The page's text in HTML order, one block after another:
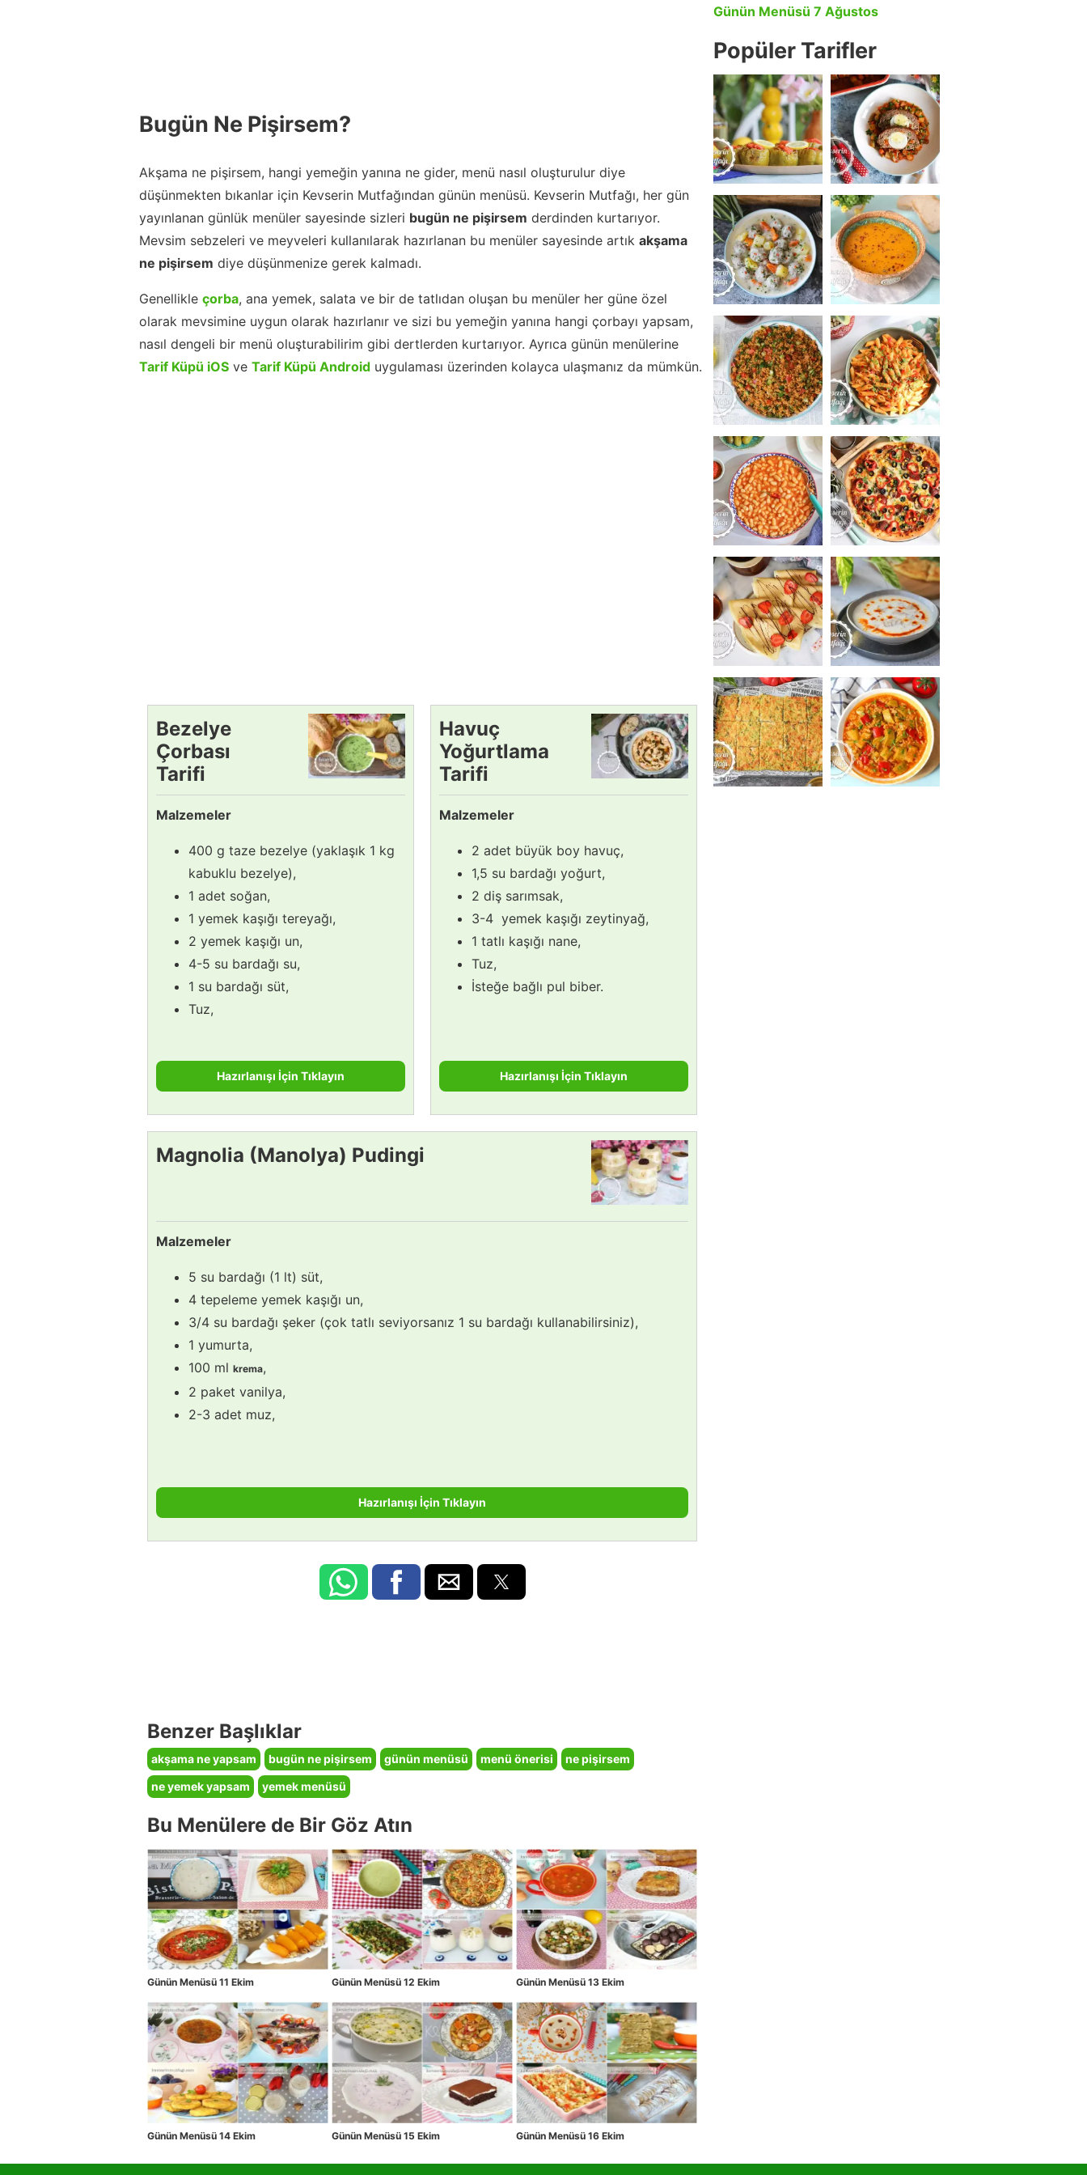
Bugün Ne Pişirsem?
Akşama ne pişirsem, hangi yemeğin yanına ne gider, menü nasıl oluşturulur diye
düşünmekten bıkanlar için Kevserin Mutfağından günün menüsü. Kevserin Mutfağı, her gün
yayınlanan günlük menüler sayesinde sizleri bugün ne pişirsem derdinden kurtarıyor.
Mevsim sebzeleri ve meyveleri kullanılarak hazırlanan bu menüler sayesinde artık akşama
ne pişirsem diye düşünmenize gerek kalmadı.
Genellikle çorba, ana yemek, salata ve bir de tatlıdan oluşan bu menüler her güne özel
olarak mevsimine uygun olarak hazırlanır ve sizi bu yemeğin yanına hangi çorbayı yapsam,
nasıl dengeli bir menü oluşturabilirim gibi dertlerden kurtarıyor. Ayrıca günün menülerine
Tarif Küpü iOS ve Tarif Küpü Android uygulaması üzerinden kolayca ulaşmanız da mümkün.
Bezelye
Çorbası
Tarifi
Malzemeler
400 g taze bezelye (yaklaşık 1 kg
kabuklu bezelye),
1 adet soğan,
1 yemek kaşığı tereyağı,
2 yemek kaşığı un,
4-5 su bardağı su,
1 su bardağı süt,
Tuz,
Hazırlanışı İçin Tıklayın
Havuç
Yoğurtlama
Tarifi
Malzemeler
2 adet büyük boy havuç,
1,5 su bardağı yoğurt,
2 diş sarımsak,
3-4 yemek kaşığı zeytinyağ,
1 tatlı kaşığı nane,
Tuz,
İsteğe bağlı pul biber.
Hazırlanışı İçin Tıklayın
Magnolia (Manolya) Pudingi
Malzemeler
5 su bardağı (1 lt) süt,
4 tepeleme yemek kaşığı un,
3/4 su bardağı şeker (çok tatlı seviyorsanız 1 su bardağı kullanabilirsiniz),
1 yumurta,
100 ml krema,
2 paket vanilya,
2-3 adet muz,
Hazırlanışı İçin Tıklayın
Benzer Başlıklar
akşama ne yapsam bugün ne pişirsem günün menüsü menü önerisi
ne pişirsem
ne yemek yapsam
yemek menüsü
Bu Menülere de Bir Göz Atın
Günün Menüsü 11 Ekim Günün Menüsü 12 Ekim Günün Menüsü 13 Ekim
Günün Menüsü 14 Ekim Günün Menüsü 15 Ekim Günün Menüsü 16 Ekim
Günün Menüsü 7 Ağustos
Popüler Tarifler